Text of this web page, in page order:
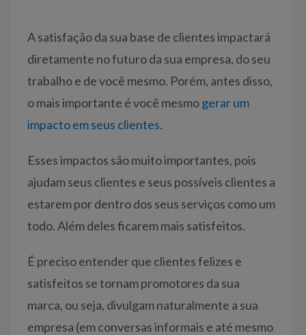
A satisfação da sua base de clientes impactará
diretamente no futuro da sua empresa, do seu
trabalho e de você mesmo. Porém, antes disso,
o mais importante é você mesmogerar um
impacto em seus clientes.
Esses impactos são muito importantes, pois
ajudam seus clientes e seus possíveis clientes a
estarem por dentro dos seus serviços como um
todo. Além deles ficarem mais satisfeitos.
É preciso entender que clientes felizes e
satisfeitos se tornam promotores da sua
marca, ou seja, divulgam naturalmente a sua
empresa (em conversas informais e até mesmo